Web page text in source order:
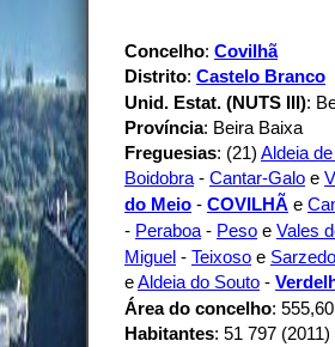
Concelho: Covilhã
Distrito: Castelo Branco
Unid. Estat. (NUTS III):
Província: Beira Baixa
Freguesias: (21) Aldeia
Boidobra - Cantar-Galo e
do Meio - COVILHÃ e
- Peraboa - Peso e Vales
Miguel - Teixoso e Sarzedo
eAldeia do Souto -
Área do concelho:
Habitantes: 51 797 (2011)